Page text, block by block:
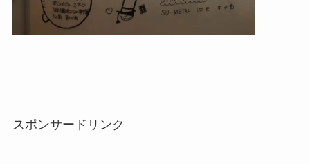
スポンサードリンク